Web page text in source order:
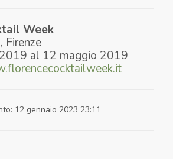
Week
, Firenze
al 12 maggio 2019
: 12 gennaio 2023 23:11